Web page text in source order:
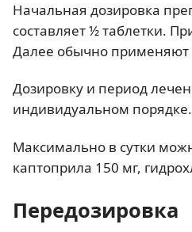
Начальная дозировка
составляет ½ таблетки.
Далее обычно применяют
Дозировку и период
индивидуальном порядке.
Максимально в сутки
каптоприла 150 мг,
Передозировка